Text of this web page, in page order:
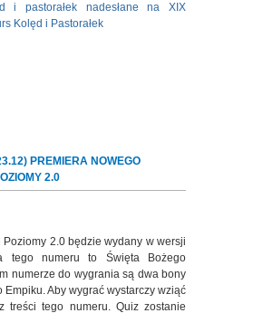
i pastorałek nadesłane na XIX
Kolęd i Pastorałek
PREMIERA NOWEGO
2.0
Poziomy 2.0 będzie wydany w wersji
tego numeru to Święta Bożego
numerze do wygrania są dwa bony
Empiku. Aby wygrać wystarczy wziąć
treści tego numeru. Quiz zostanie